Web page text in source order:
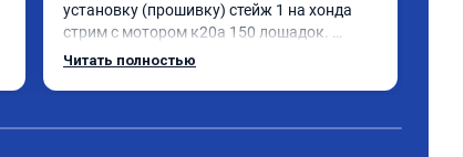
установку (прошивку) стейж 1 на хонда
стрим с мотором к20а 150 лошадок.
Работу выполнил Николай,результат
Читать полностью